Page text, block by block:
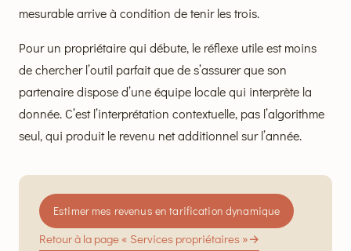
mesurable arrive à condition de tenir les trois.
Pour un propriétaire qui débute, le réflexe utile est moins
de chercher l’outil parfait que de s’assurer que son
partenaire dispose d’une équipe locale qui interprète la
donnée. C’est l’interprétation contextuelle, pas l’algorithme
seul, qui produit le revenu net additionnel sur l’année.
Estimer mes revenus en tarification dynamique
Retour à la page « Services propriétaires »→